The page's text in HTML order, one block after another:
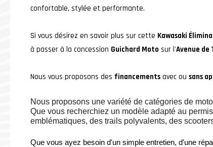
confortable, stylée et performante.
Si vous désirez en savoir plus sur cette Kawasaki
à passer à la concession Guichard Moto sur l'Avenue de
Nous vous proposons des financements avec ou sans
Nous proposons une variété de catégories de
Que vous recherchiez un modèle adapté au
emblématiques, des trails polyvalents, des
Que vous ayez besoin d'un simple entretien, d'une